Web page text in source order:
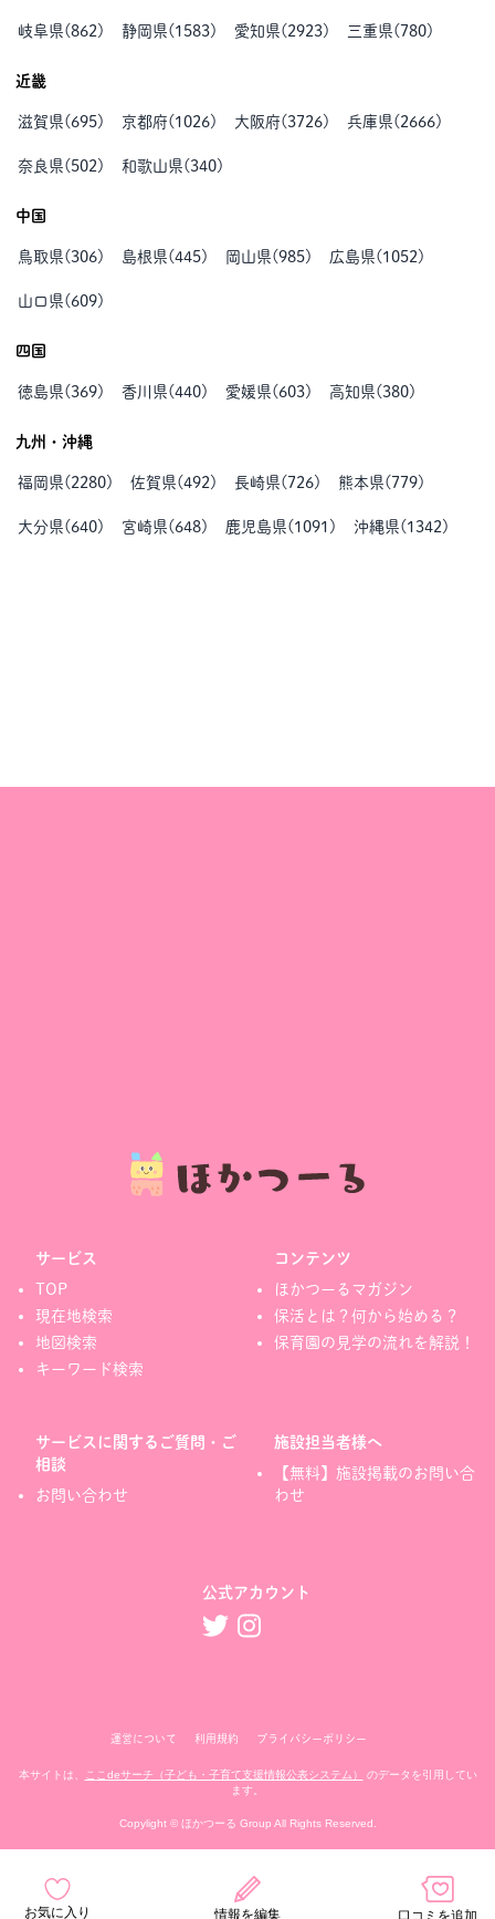
お気に入り 情報を編集 口コミを追加
岐阜県(862 ) 静岡県( 1583) 愛知県( 2923) 三重県( 780)
近畿
滋賀県( 695) 京都府( 1026) 大阪府(3726) 兵庫県( 2666)
奈良県( 502 ) 和歌山県(340)
中国
鳥取県(306) 島根県(445) 岡山県(985) 広島県( 1052 )
山口県( 609)
四国
徳島県(369) 香川県(440) 愛媛県( 603) 高知県(380)
九州・沖縄
福岡県( 2280) 佐賀県(492 ) 長崎県( 726) 熊本県( 779)
大分県( 640) 宮崎県( 648) 鹿児島県( 1091 ) 沖縄県( 1342 )
サービス
TOP
現在地検索
地図検索
キーワード検索
コンテンツ
ほかつーるマガジン
保活とは？何から始める？
保育園の見学の流れを解説！
サービスに関するご質問・ご
相談
お問い合わせ
施設担当者様へ
【無料】施設掲載のお問い合
わせ
公式アカウント
運営について 利用規約 プライバシーポリシー
本サイトは、 ここdeサーチ（子ども・子育て支援情報公表システム）
のデータを引用してい
ます。
Copylight © ほかつーる Group All Rights Reserved.